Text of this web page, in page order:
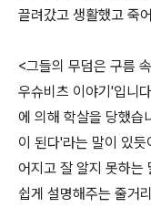
끌려갔고 생활했고 죽
<그들의 무덤은 구름
우슈비츠 이야기'입니
에 의해 학살을 당했습
이 된다'라는 말이 있
어지고 잘 알지 못하는
쉽게 설명해주는 줄거